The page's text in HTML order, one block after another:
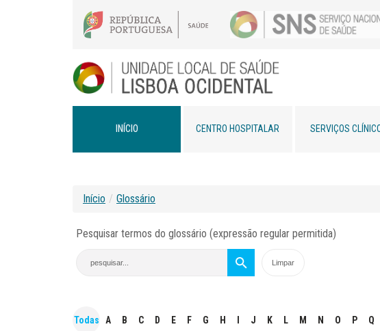
INÍCIO CENTRO HOSPITALAR SERVIÇOS
Início / Glossário
Pesquisar termos do glossário (expressão regular permitida)
Todas A B C D E F G H J K L M N O P Q